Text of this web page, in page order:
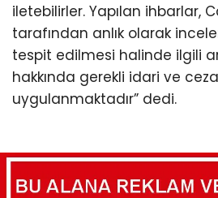
iletebilirler. Yapılan ihbarlar,
tarafından anlık olarak
tespit edilmesi halinde ilgili
hakkında gerekli idari ve
uygulanmaktadır” dedi.